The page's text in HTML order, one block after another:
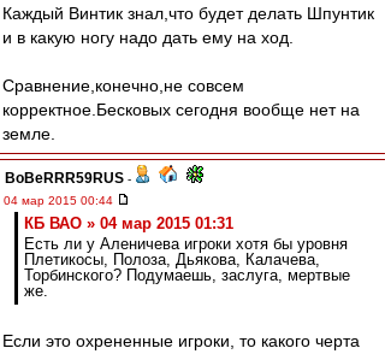
Каждый Винтик знал,что будет делать Шпунтик
и в какую ногу надо дать ему на ход.
Сравнение,конечно,не совсем
корректное.Бесковых сегодня вообще нет на
земле.
BoBeRRR59RUS -
04 мар 2015 00:44
КБ ВАО » 04 мар 2015 01:31
Есть ли у Аленичева игроки хотя бы уровня
Плетикосы, Полоза, Дьякова, Калачева,
Торбинского? Подумаешь, заслуга, мертвые
же.
Если это охрененные игроки, то какого черта